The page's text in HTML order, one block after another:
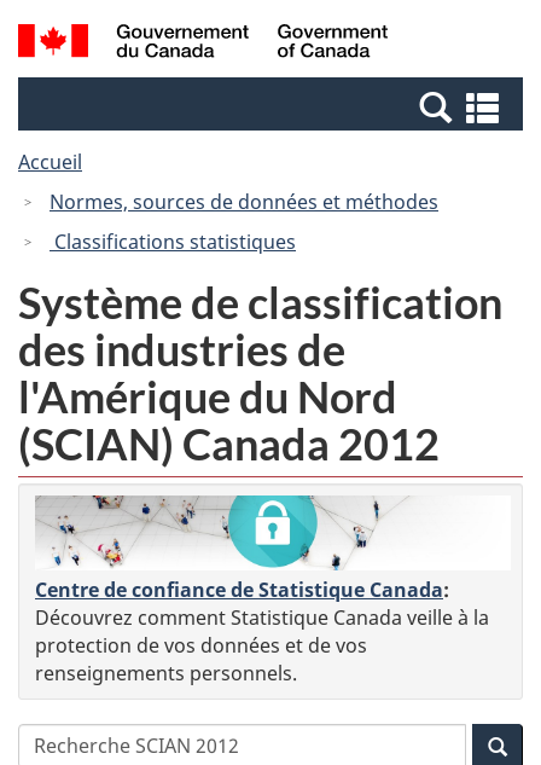
Passer
au
Passer
à
Canada
Recherche
et
et
Accueil
Normes, sources de données et méthodes
Classifications statistiques
Système de classification
des industries de
l'Amérique du Nord
(SCIAN) Canada 2012
Centre de confiance de Statistique Canada:
Découvrez comment Statistique Canada veille à la
protection de vos données et de vos
renseignements personnels.